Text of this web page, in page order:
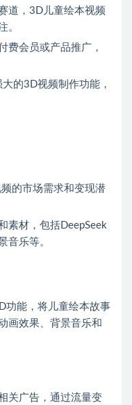
道，3D儿童绘本视频
。
费会员或产品推广，
大的3D视频制作功能，
的市场需求和变现潜
素材，包括DeepSeek
音乐等。
功能，将儿童绘本故事
画效果、背景音乐和
关广告，通过流量变